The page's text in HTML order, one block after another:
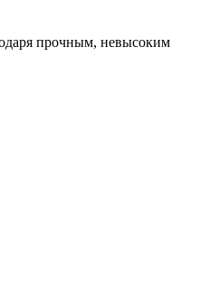
прочным, невысоким